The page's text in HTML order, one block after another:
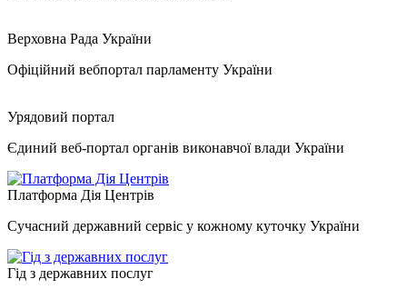
Верховна Рада України
Офіційний вебпортал парламенту України
Урядовий портал
Єдиний веб-портал органів виконавчої влади України
Платформа Дія Центрів
Сучасний державний сервіс у кожному куточку України
Гід з державних послуг